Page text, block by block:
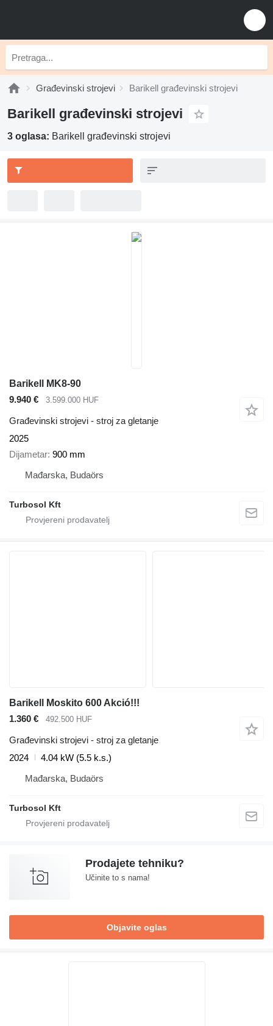
Građevinski strojevi Barikell građevinski strojevi
Barikell građevinski strojevi
3 oglasa: Barikell građevinski strojevi
Barikell MK8-90
9.940 €
3.599.000 HUF
Građevinski strojevi - stroj za gletanje
2025
Dijametar 900 mm
Mađarska, Budaörs
Turbosol Kft
Barikell Moskito 600 Akció!!!
1.360 €
492.500 HUF
Građevinski strojevi - stroj za gletanje
2024
4.04 kW (5.5 k.s.)
Mađarska, Budaörs
Turbosol Kft
Prodajete tehniku?
Učinite to s nama!
Objavite oglas